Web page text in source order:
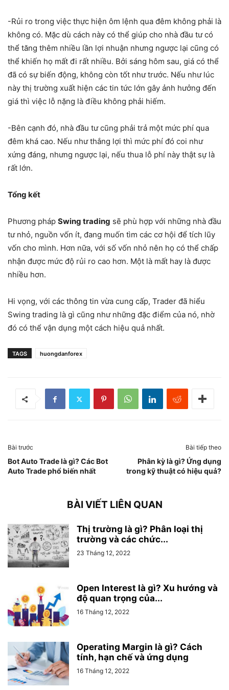
-Rủi ro trong việc thực hiện ôm lệnh qua đêm không phải là
không có. Mặc dù cách này có thể giúp cho nhà đầu tư có
thể tăng thêm nhiều lần lợi nhuận nhưng ngược lại cũng có
thể khiến họ mất đi rất nhiều. Bởi sáng hôm sau, giá có thể
đã có sự biến động, không còn tốt như trước. Nếu như lúc
này thị trường xuất hiện các tin tức lớn gây ảnh hưởng đến
giá thì việc lỗ nặng là điều không phải hiếm.
-Bên cạnh đó, nhà đầu tư cũng phải trả một mức phí qua
đêm khá cao. Nếu như thắng lợi thì mức phí đó coi như
xứng đáng, nhưng ngược lại, nếu thua lỗ phí này thật sự là
rất lớn.
Tổng kết
Phương pháp Swing trading sẽ phù hợp với những nhà đầu
tư nhỏ, nguồn vốn ít, đang muốn tìm các cơ hội để tích lũy
vốn cho mình. Hơn nữa, với số vốn nhỏ nên họ có thể chấp
nhận được mức độ rủi ro cao hơn. Một là mất hay là được
nhiều hơn.
Hi vọng, với các thông tin vừa cung cấp, Trader đã hiểu
Swing trading là gì cũng như những đặc điểm của nó, nhờ
đó có thể vận dụng một cách hiệu quả nhất.
TAGS huongdanforex
Bài trước
Bot Auto Trade là gì? Các Bot
Auto Trade phổ biến nhất
Bài tiếp theo
Phân kỳ là gì? Ứng dụng
trong kỹ thuật có hiệu quả?
BÀI VIẾT LIÊN QUAN
Thị trường là gì? Phân loại thị
trường và các chức...
23 Tháng 12, 2022
Open Interest là gì? Xu hướng và
độ quan trọng của...
16 Tháng 12, 2022
Operating Margin là gì? Cách
tính, hạn chế và ứng dụng
16 Tháng 12, 2022